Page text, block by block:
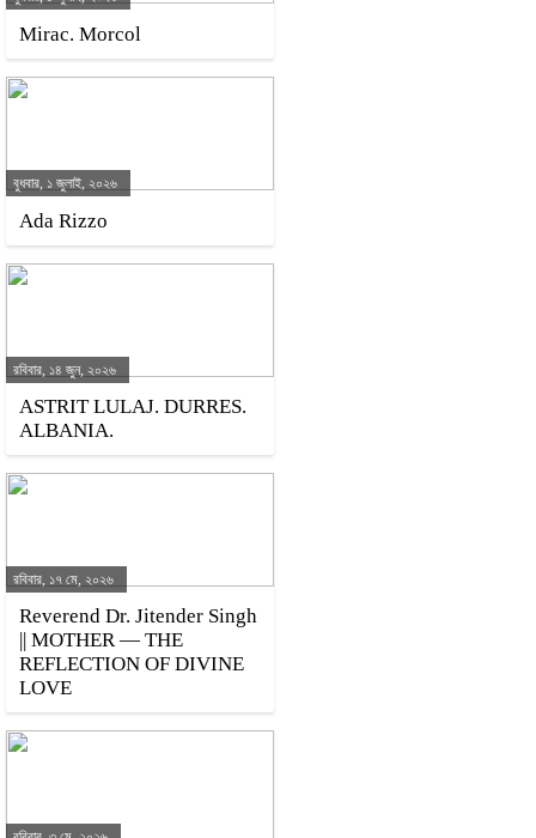
Mirac. Morcol
বুধবার, ১ জুলাই, ২০২৬
Ada Rizzo
রবিবার, ১৪ জুন, ২০২৬
ASTRIT LULAJ. DURRES.
ALBANIA.
রবিবার, ১৭ মে, ২০২৬
Reverend Dr. Jitender Singh
|| MOTHER — THE
REFLECTION OF DIVINE
LOVE